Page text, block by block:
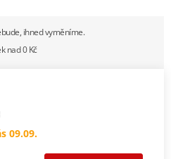
ihned vyměníme.
nad 0 Kč
09.09.